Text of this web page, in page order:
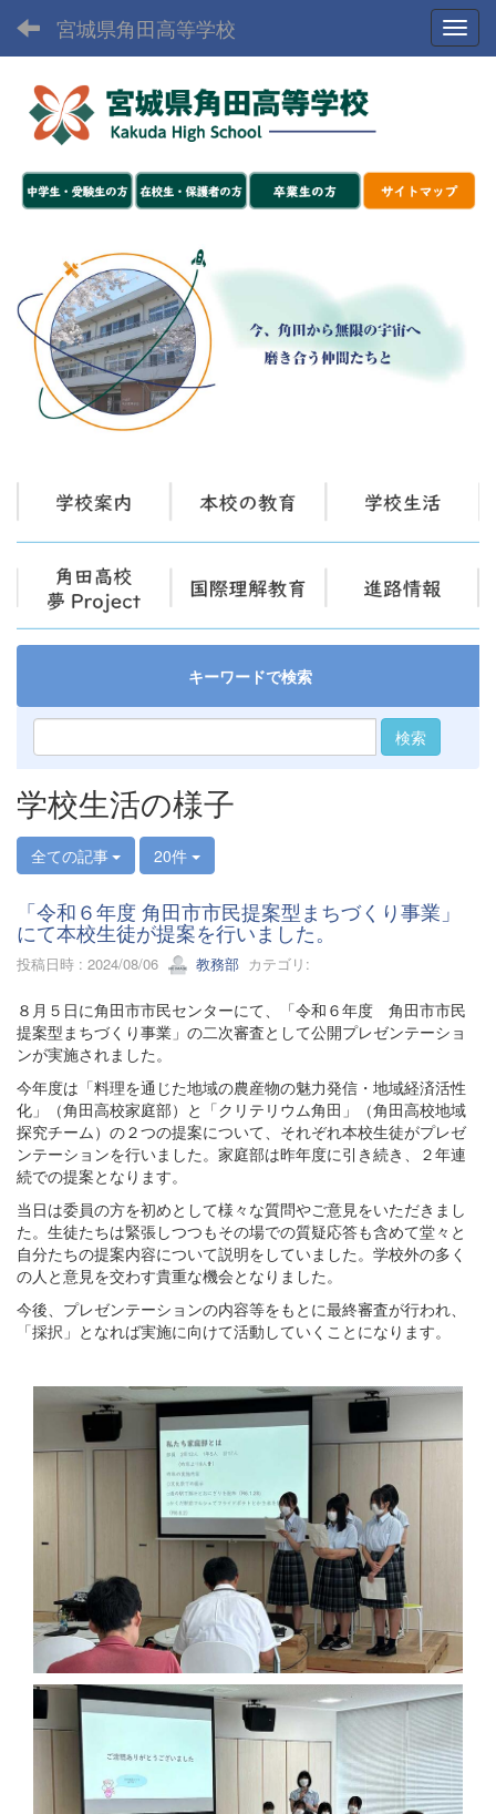
宮城県角田高等学校
キーワードで検索
検索
学校生活の様子
全ての記事 20件
「令和６年度 角田市市民提案型まちづくり事業」
にて本校生徒が提案を行いました。
投稿日時 : 2024/08/06 教務部 カテゴリ:
８月５日に角田市市民センターにて、「令和６年度 角田市市民
提案型まちづくり事業」の二次審査として公開プレゼンテーショ
ンが実施されました。
今年度は「料理を通じた地域の農産物の魅力発信・地域経済活性
化」（角田高校家庭部）と「クリテリウム角田」（角田高校地域
探究チーム）の２つの提案について、それぞれ本校生徒がプレゼ
ンテーションを行いました。家庭部は昨年度に引き続き、２年連
続での提案となります。
当日は委員の方を初めとして様々な質問やご意見をいただきまし
た。生徒たちは緊張しつつもその場での質疑応答も含めて堂々と
自分たちの提案内容について説明をしていました。学校外の多く
の人と意見を交わす貴重な機会となりました。
今後、プレゼンテーションの内容等をもとに最終審査が行われ、
「採択」となれば実施に向けて活動していくことになります。